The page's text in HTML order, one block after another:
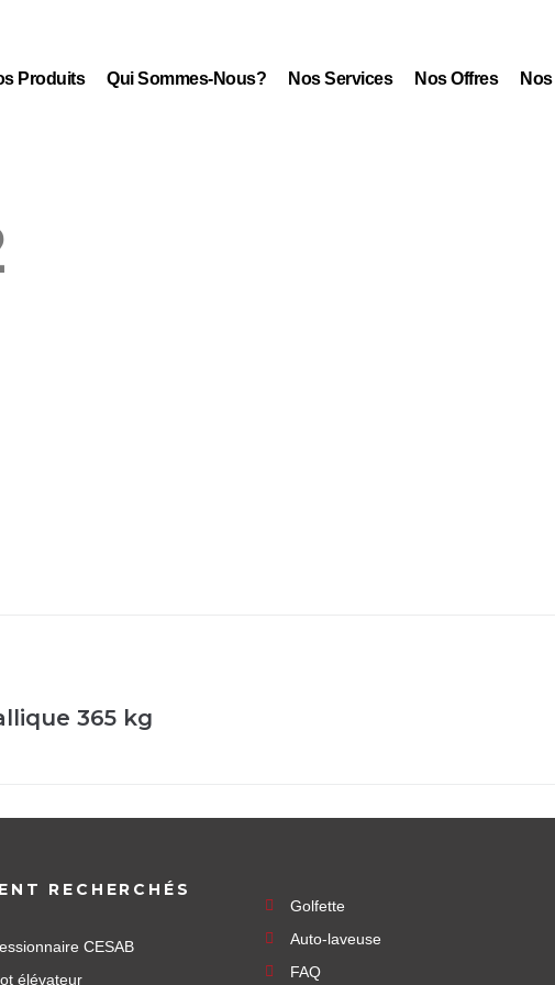
Produits Qui Sommes-Nous? Nos Services Nos Offres
365 kg
RECHERCHÉS
CESAB
élévateur
Golfette
Auto-laveuse
FAQ